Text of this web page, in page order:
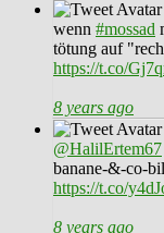
wenn #mossad
tötung auf
https://t.co/
8 years ago
@HalilErtem67
banane-&-co-
https://t.co/
8 years ago